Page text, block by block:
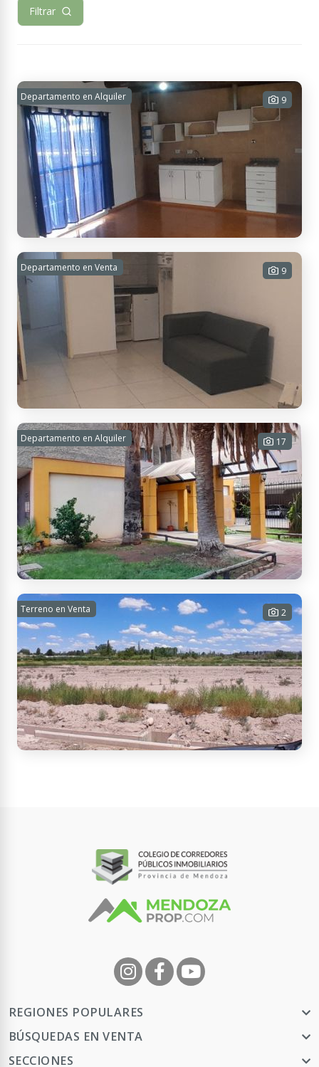
Filtrar
Departamento en Alquiler 9
La Unión, Mendoza, Argentina
Cómodo y luminoso departamento con
cochera
2 habitaciones - 1 baño - 1 cochera -
65 m² Cub. - 65 m² Tot.
$ 420.000
Departamento en Venta 9
Patricias Mendocinas 634, M5500 Mendoza, Argentina
Excelente departamento amueblado! Muy
luminoso y excelente ubicación
1 habitación - 1 baño - 25 m² Cub. -
USD
42.000
APTO
CRÉDITO
Contactar
Departamento en Alquiler 17
Sgto. Cabral 849, M5501 Godoy Cruz, Mendoza, Argentina
Hermoso departamento, cómodo y
luminoso!!
2 habitaciones - 1 baño - 65 m² Cub.
- 65 m² Tot.
$ 550.000 Contactar
Terreno en Venta 2
USD 20.000
REGIONES POPULARES
BÚSQUEDAS EN VENTA
SECCIONES